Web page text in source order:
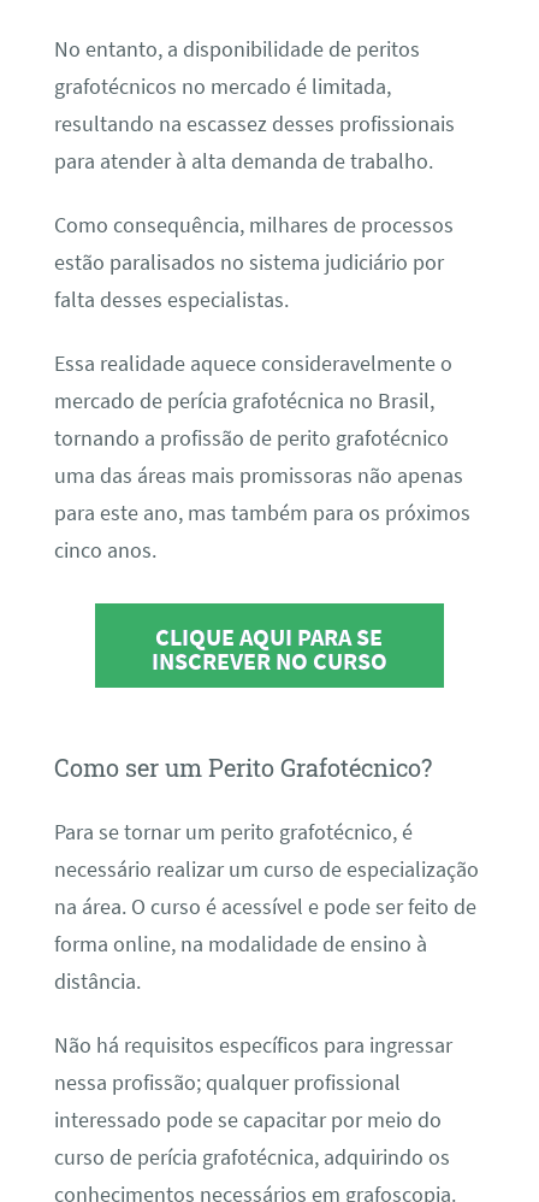
No entanto, a disponibilidade de peritos
grafotécnicos no mercado é limitada,
resultando na escassez desses profissionais
para atender à alta demanda de trabalho.
Como consequência, milhares de processos
estão paralisados no sistema judiciário por
falta desses especialistas.
Essa realidade aquece consideravelmente o
mercado de perícia grafotécnica no Brasil,
tornando a profissão de perito grafotécnico
uma das áreas mais promissoras não apenas
para este ano, mas também para os próximos
cinco anos.
CLIQUE AQUI PARA SE
INSCREVER NO CURSO
Como ser um Perito Grafotécnico?
Para se tornar um perito grafotécnico, é
necessário realizar um curso de especialização
na área. O curso é acessível e pode ser feito de
forma online, na modalidade de ensino à
distância.
Não há requisitos específicos para ingressar
nessa profissão; qualquer profissional
interessado pode se capacitar por meio do
curso de perícia grafotécnica, adquirindo os
conhecimentos necessários em grafoscopia.